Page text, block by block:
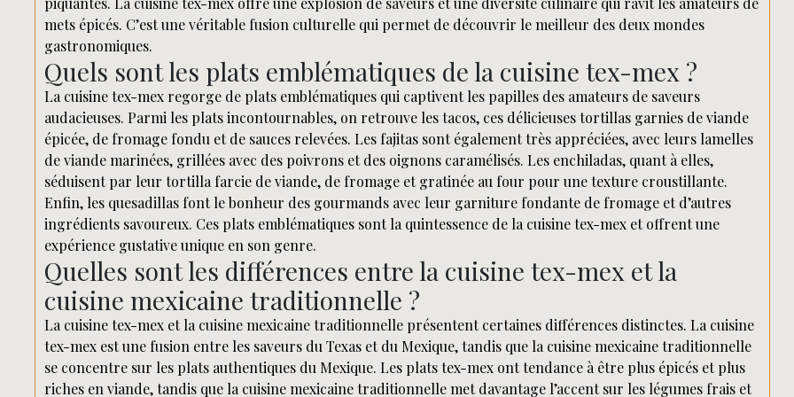
mets épicés. C’est une véritable fusion culturelle qui permet de découvrir le meilleur des deux mondes
gastronomiques.
Quels sont les plats emblématiques de la cuisine tex-mex ?
La cuisine tex-mex regorge de plats emblématiques qui captivent les papilles des amateurs de saveurs
audacieuses. Parmi les plats incontournables, on retrouve les tacos, ces délicieuses tortillas garnies de viande
épicée, de fromage fondu et de sauces relevées. Les fajitas sont également très appréciées, avec leurs lamelles
de viande marinées, grillées avec des poivrons et des oignons caramélisés. Les enchiladas, quant à elles,
séduisent par leur tortilla farcie de viande, de fromage et gratinée au four pour une texture croustillante.
Enfin, les quesadillas font le bonheur des gourmands avec leur garniture fondante de fromage et d’autres
ingrédients savoureux. Ces plats emblématiques sont la quintessence de la cuisine tex-mex et offrent une
expérience gustative unique en son genre.
Quelles sont les différences entre la cuisine tex-mex et la
cuisine mexicaine traditionnelle ?
La cuisine tex-mex et la cuisine mexicaine traditionnelle présentent certaines différences distinctes. La cuisine
tex-mex est une fusion entre les saveurs du Texas et du Mexique, tandis que la cuisine mexicaine traditionnelle
se concentre sur les plats authentiques du Mexique. Les plats tex-mex ont tendance à être plus épicés et plus
riches en viande, tandis que la cuisine mexicaine traditionnelle met davantage l’accent sur les légumes frais et